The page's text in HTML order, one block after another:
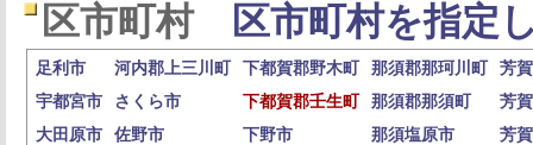
区市町村 区市町村を指定
足利市 河内郡上三川町 下都賀郡野木町 那須郡那珂川町
芳
宇都宮市
さくら市 下都賀郡壬生町 那須郡那須町
芳
大田原市
佐野市 下野市 那須塩原市
芳